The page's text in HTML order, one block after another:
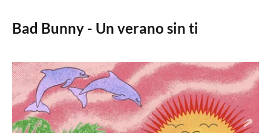
Bad Bunny - Un verano sin ti